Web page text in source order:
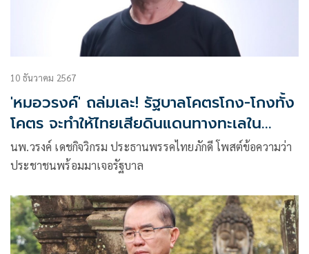
10 ธันวาคม 2567
'หมอวรงค์' ถล่มเละ! รัฐบาลโคตรโกง-โกงทั้ง
โคตร จะทำให้ไทยเสียดินแดนทางทะเลใน
อนาคต
นพ.วรงค์ เดชกิจวิกรม ประธานพรรคไทยภักดี โพสต์ข้อความว่า
ประชาชนพร้อมมาเจอรัฐบาล